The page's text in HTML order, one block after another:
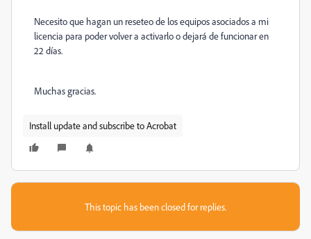
Necesito que hagan un reseteo de los equipos asociados a mi
licencia para poder volver a activarlo o dejará de funcionar en
22 días.
Muchas gracias.
Install update and subscribe to Acrobat
This topic has been closed for replies.